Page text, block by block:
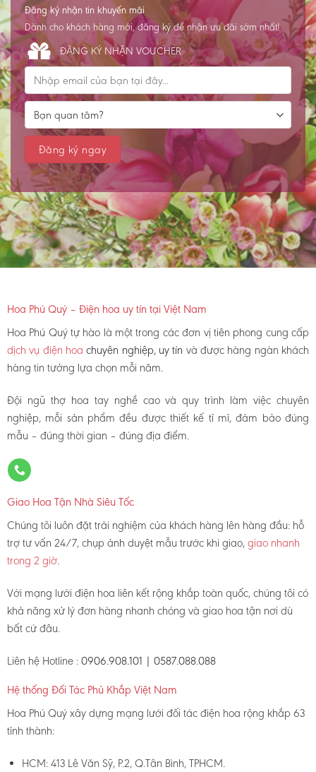
Đăng ký nhận tin khuyến mãi
Dành cho khách hàng mới, đăng ký để nhận ưu đãi sớm nhất!
ĐĂNG KÝ NHẬN VOUCHER
Hoa Phú Quý – Điện hoa uy tín tại Việt Nam
Hoa Phú Quý tự hào là một trong các đơn vị tiên phong cung cấp
dịch vụ điện hoachuyên nghiệp, uy tín và được hàng ngàn khách
hàng tin tưởng lựa chọn mỗi năm.
Đội ngũ thợ hoa tay nghề cao và quy trình làm việc chuyên
nghiệp, mỗi sản phẩm đều được thiết kế tỉ mỉ, đảm bảo đúng
mẫu – đúng thời gian – đúng địa điểm.
Giao Hoa Tận Nhà Siêu Tốc
Chúng tôi luôn đặt trải nghiệm của khách hàng lên hàng đầu: hỗ
trợ tư vấn 24/7, chụp ảnh duyệt mẫu trước khi giao,giao nhanh
trong 2 giờ.
Với mạng lưới điện hoa liên kết rộng khắp toàn quốc, chúng tôi có
khả năng xử lý đơn hàng nhanh chóng và giao hoa tận nơi dù
bất cứ đâu.
Liên hệ Hotline : 0906.908.101 | 0587.088.088
Hệ thống Đối Tác Phủ Khắp Việt Nam
Hoa Phú Quý xây dựng mạng lưới đối tác điện hoa rộng khắp 63
tỉnh thành:
HCM: 413 Lê Văn Sỹ, P.2, Q.Tân Bình, TPHCM.